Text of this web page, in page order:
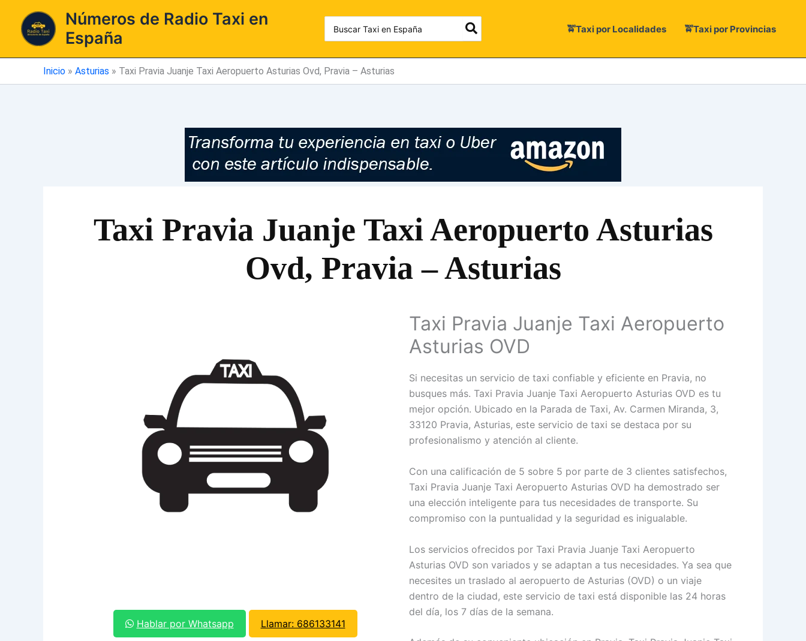
contenido
Números de Radio Taxi en
España
for:
🚖Taxi por Localidades 🚖Taxi por Provincias
Inicio » Asturias » Taxi Pravia Juanje Taxi Aeropuerto Asturias Ovd, Pravia – Asturias
Taxi Pravia Juanje Taxi Aeropuerto Asturias
Ovd, Pravia – Asturias
Hablar por Whatsapp Llamar: 686133141
Taxi Pravia Juanje Taxi Aeropuerto
Asturias OVD
Si necesitas un servicio de taxi confiable y eficiente en Pravia, no
busques más. Taxi Pravia Juanje Taxi Aeropuerto Asturias OVD es tu
mejor opción. Ubicado en la Parada de Taxi, Av. Carmen Miranda, 3,
33120 Pravia, Asturias, este servicio de taxi se destaca por su
profesionalismo y atención al cliente.
Con una calificación de 5 sobre 5 por parte de 3 clientes satisfechos,
Taxi Pravia Juanje Taxi Aeropuerto Asturias OVD ha demostrado ser
una elección inteligente para tus necesidades de transporte. Su
compromiso con la puntualidad y la seguridad es inigualable.
Los servicios ofrecidos por Taxi Pravia Juanje Taxi Aeropuerto
Asturias OVD son variados y se adaptan a tus necesidades. Ya sea que
necesites un traslado al aeropuerto de Asturias (OVD) o un viaje
dentro de la ciudad, este servicio de taxi está disponible las 24 horas
del día, los 7 días de la semana.